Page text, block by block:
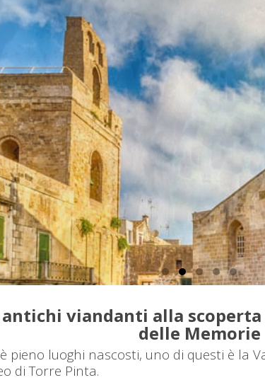
antichi viandanti alla
delle Memorie
pieno luoghi nascosti, uno di questi è la
di Torre Pinta.